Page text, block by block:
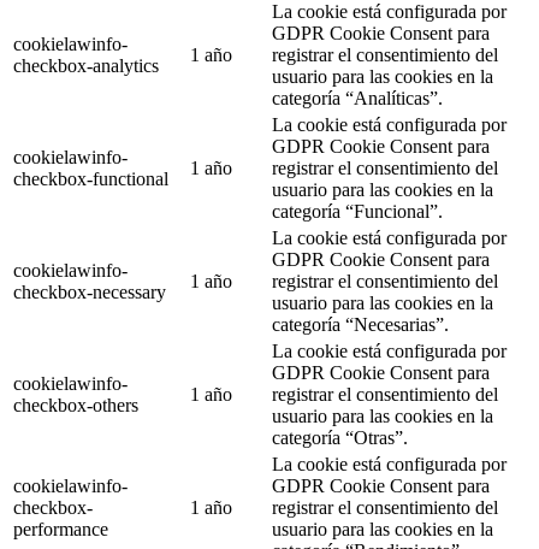
cookielawinfo-
checkbox-analytics
1 año
La cookie está configurada por
GDPR Cookie Consent para
registrar el consentimiento del
usuario para las cookies en la
categoría “Analíticas”.
cookielawinfo-
checkbox-functional
1 año
La cookie está configurada por
GDPR Cookie Consent para
registrar el consentimiento del
usuario para las cookies en la
categoría “Funcional”.
cookielawinfo-
checkbox-necessary
1 año
La cookie está configurada por
GDPR Cookie Consent para
registrar el consentimiento del
usuario para las cookies en la
categoría “Necesarias”.
cookielawinfo-
checkbox-others
1 año
La cookie está configurada por
GDPR Cookie Consent para
registrar el consentimiento del
usuario para las cookies en la
categoría “Otras”.
cookielawinfo-
checkbox-
performance
1 año
La cookie está configurada por
GDPR Cookie Consent para
registrar el consentimiento del
usuario para las cookies en la